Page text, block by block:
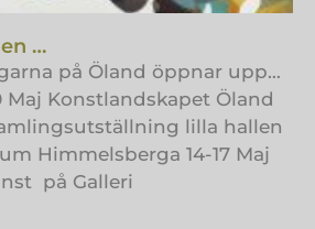
…
på Öland öppnar upp…
Maj Konstlandskapet Öland
lilla hallen
Himmelsberga 14-17 Maj
på Galleri